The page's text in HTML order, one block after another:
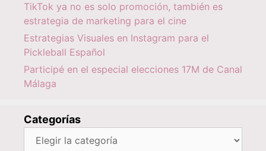
TikTok ya no es solo promoción, también es
estrategia de marketing para el cine
Estrategias Visuales en Instagram para el
Pickleball Español
Participé en el especial elecciones 17M de Canal
Málaga
Categorías
Categorías